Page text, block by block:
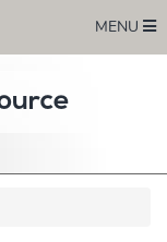
MENU